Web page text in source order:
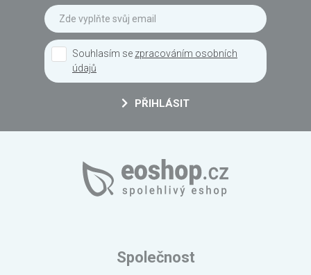
Souhlasím se zpracováním osobních
údajů
PŘIHLÁSIT
Společnost